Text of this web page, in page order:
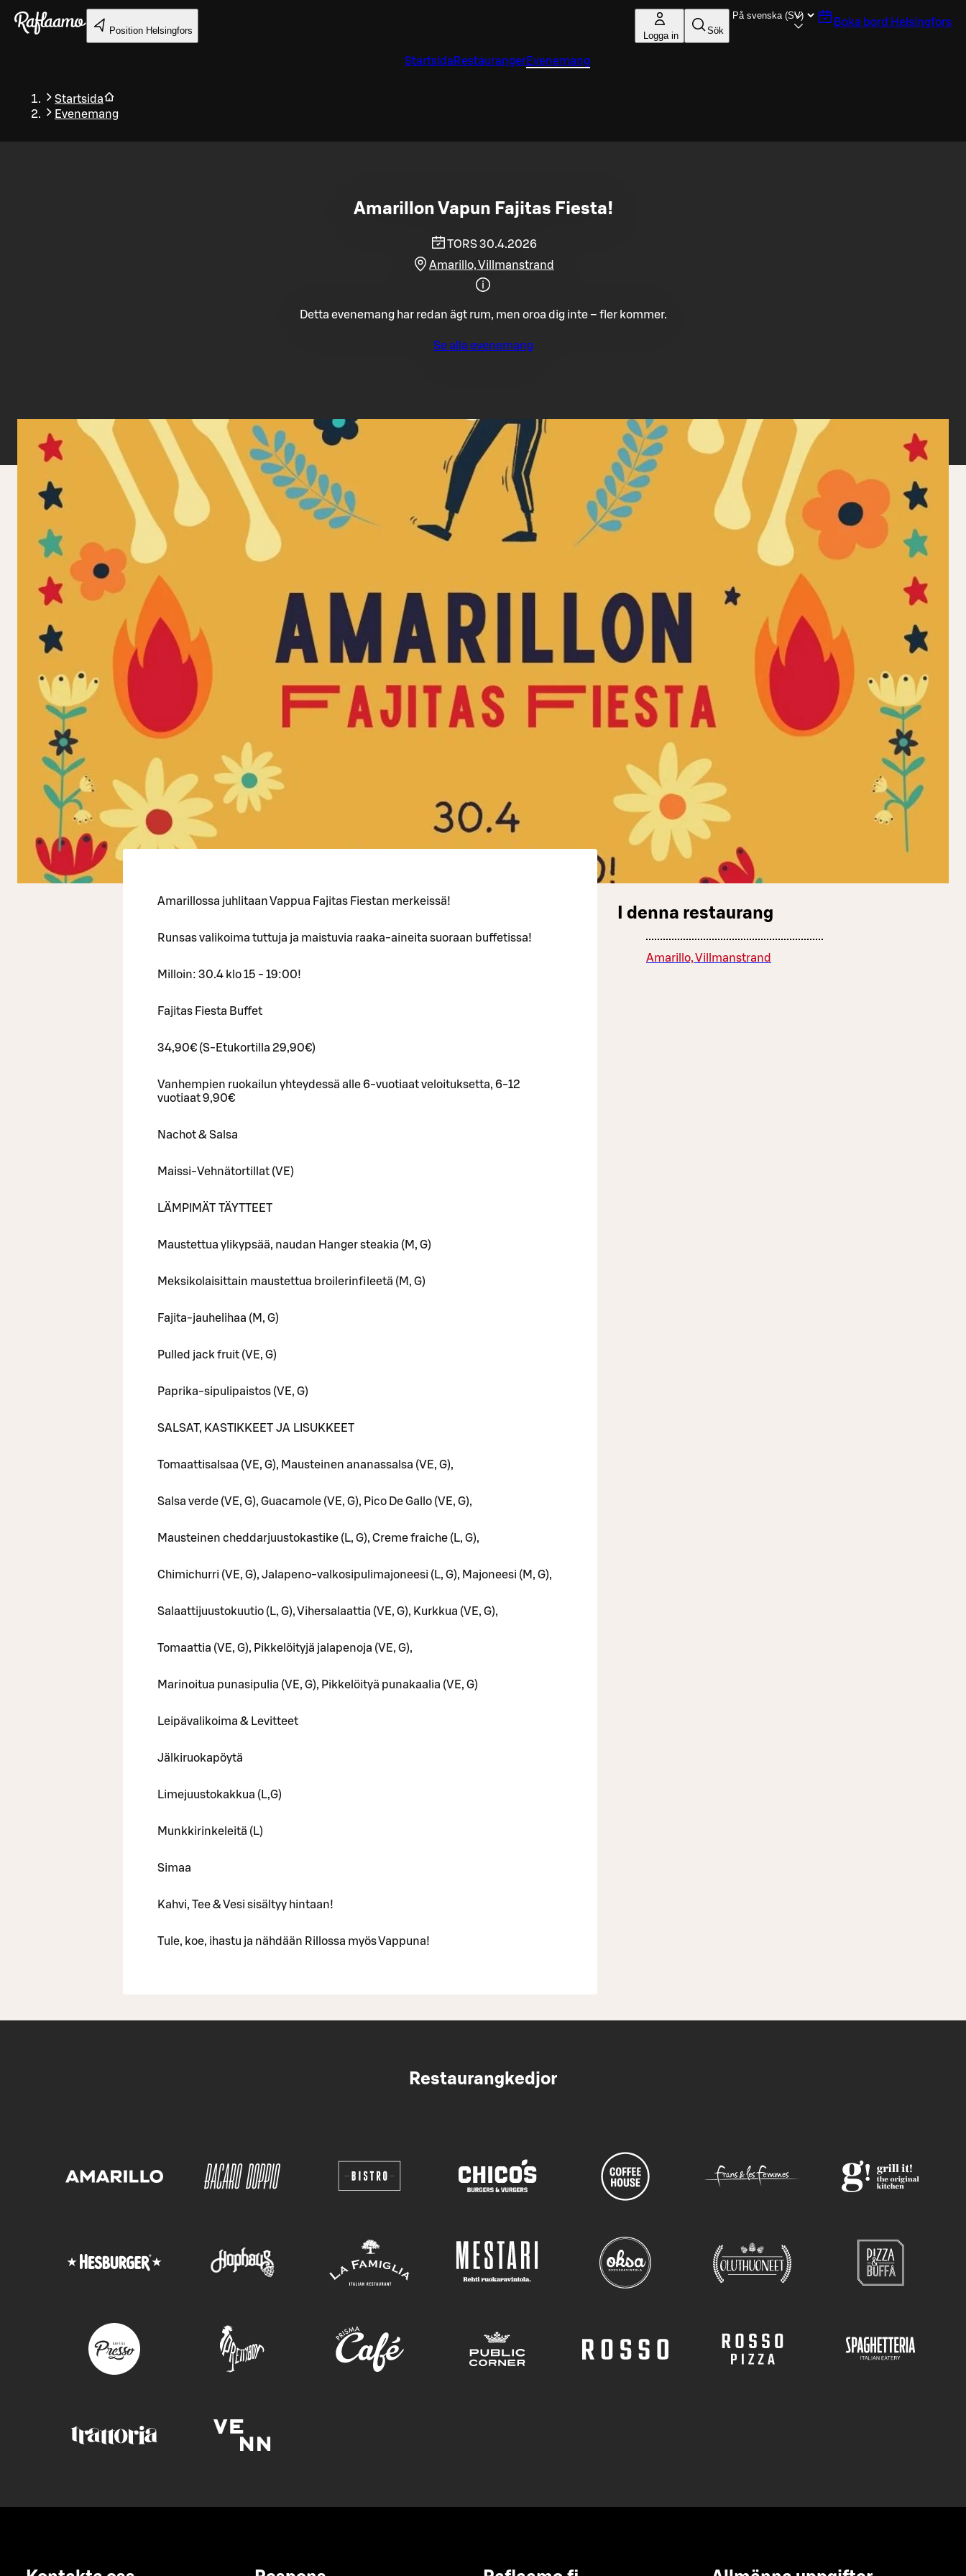
Gå till huvudinnehållet
Position Helsingfors Logga in Sök
Boka bord Helsingfors
Startsida RestaurangerEvenemang
Startsida
Evenemang
Tillbaka
Amarillon Vapun Fajitas Fiesta!
TORS 30.4.2026
Amarillo, Villmanstrand
Detta evenemang har redan ägt rum, men oroa dig inte – fler kommer.
Se alla evenemang
Amarillossa juhlitaan Vappua Fajitas Fiestan merkeissä!
Runsas valikoima tuttuja ja maistuvia raaka-aineita suoraan buffetissa!
Milloin: 30.4 klo 15 - 19:00!
Fajitas Fiesta Buffet
34,90€ (S-Etukortilla 29,90€)
Vanhempien ruokailun yhteydessä alle 6-vuotiaat veloituksetta, 6-12
vuotiaat 9,90€
Nachot & Salsa
Maissi-Vehnätortillat (VE)
LÄMPIMÄT TÄYTTEET
Maustettua ylikypsää, naudan Hanger steakia (M, G)
Meksikolaisittain maustettua broilerinfileetä (M, G)
Fajita-jauhelihaa (M, G)
Pulled jack fruit (VE, G)
Paprika-sipulipaistos (VE, G)
SALSAT, KASTIKKEET JA LISUKKEET
Tomaattisalsaa (VE, G), Mausteinen ananassalsa (VE, G),
Salsa verde (VE, G), Guacamole (VE, G), Pico De Gallo (VE, G),
Mausteinen cheddarjuustokastike (L, G), Creme fraiche (L, G),
Chimichurri (VE, G), Jalapeno-valkosipulimajoneesi (L, G), Majoneesi (M, G),
Salaattijuustokuutio (L, G), Vihersalaattia (VE, G), Kurkkua (VE, G),
Tomaattia (VE, G), Pikkelöityjä jalapenoja (VE, G),
Marinoitua punasipulia (VE, G), Pikkelöityä punakaalia (VE, G)
Leipävalikoima & Levitteet
Jälkiruokapöytä
Limejuustokakkua (L,G)
Munkkirinkeleitä (L)
Simaa
Kahvi, Tee & Vesi sisältyy hintaan!
Tule, koe, ihastu ja nähdään Rillossa myös Vappuna!
I denna restaurang
Amarillo, Villmanstrand
Restaurangkedjor